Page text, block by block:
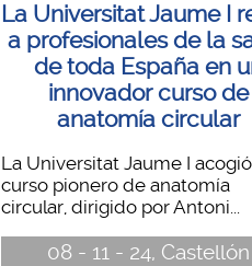
La Universitat Jaume I
a profesionales de la
de toda España en
innovador curso de
anatomía circular
La Universitat Jaume I
curso pionero de anatomía
circular, dirigido por Antoni...
08 - 11 - 24, Castellón